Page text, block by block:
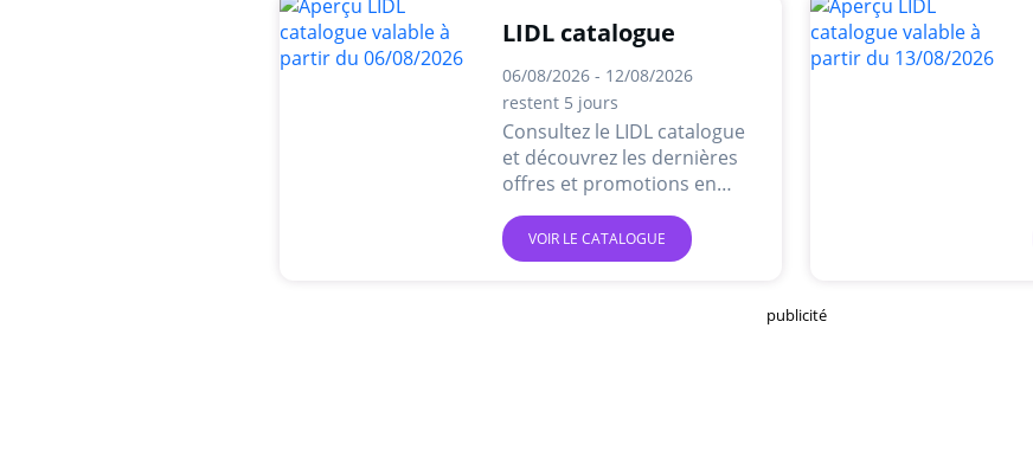
LIDL catalogue
06/08/2026 - 12/08/2026
restent 5 jours
Consultez le LIDL catalogue
et découvrez les dernières
offres et promotions en
ligne.
VOIR LE CATALOGUE
publicité